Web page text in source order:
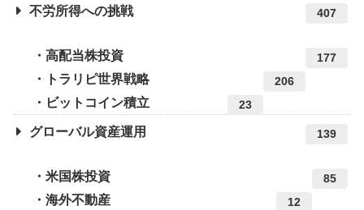
不労所得への挑戦 407
高配当株投資 177
トラリピ世界戦略 206
ビットコイン積立 23
グローバル資産運用 139
米国株投資 85
海外不動産 12